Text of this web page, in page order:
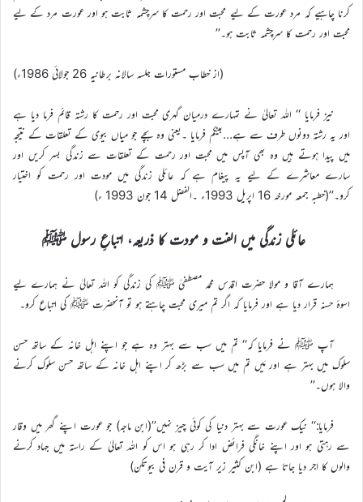
کرنا چاہیے کہ مرد عورت کے لیے محبت اور رحمت کا سرچشمہ ثابت ہو اور عورت مرد کے لیے
محبت اور رحمت کا سرچشمہ ثابت ہو۔’’
(از خطاب مستورات جلسہ سالانہ برطانیہ 26 جولائی 1986ء)
نیز فرمایا ‘‘ اللہ تعالیٰ نے تمہارے درمیان گہری محبت اور رحمت کا رشتہ قائم فرما دیا ہے
اور یہ رشتہ دونوں طرف سے ہے…بینکم فرمایا ۔یعنی وہ بچے جو میاں بیوی کے تعلقات کے نتیجہ
میں پیدا ہوتے ہیں وہ بھی آپس میں محبت اور رحمت کے تعلقات سے زندگی بسر کریں اور
سارے معاشرے کے لیے یہ پیغام ہے کہ عائلی زندگی میں مودت اور رحمت کو اختیار
کرو۔’’(خطبہ جمعہ مورخہ 16 اپریل 1993ء ۔الفضل 14 جون 1993 ء)
عائلی زندگی میں الفت و مودت کا ذریعہ، اتباعِ رسول ﷺ
ہمارے آقا و مولا حضرت اقدس محمد مصطفیٰ ﷺ کی زندگی کو اللہ تعالیٰ نے ہمارے لیے
اسوۂ حسنہ قرار دیا ہے اور فرمایا کہ اگر تم میری محبت چاہتے ہو تو آنحضرت ﷺ کی اتباع کرو۔
آپ ﷺ نے فرمایا کہ‘‘ تم میں سب سے بہتر وہ ہے جو اپنے اہل خانہ کے ساتھ حسن
سلوک میں بہتر ہے اور مَیں تم میں سب سے بڑھ کر اپنے اہل خانہ کے ساتھ حسن سلوک کرنے
والا ہوں۔’’
فرمایا:‘‘ نیک عورت سے بہتر دنیا کی کوئی چیز نہیں’’(ابن ماجہ) جو عورت اپنے گھر میں وقار
سے رہتی ہو اور اپنے خانگی فرائض ادا کر رہی ہو اس کو اللہ تعالیٰ کے راستہ میں جہاد کرنے
والوں کا اجر دیا جاتا ہے (ابن کثیر زیر آیت و قرن فی بیوتکن)